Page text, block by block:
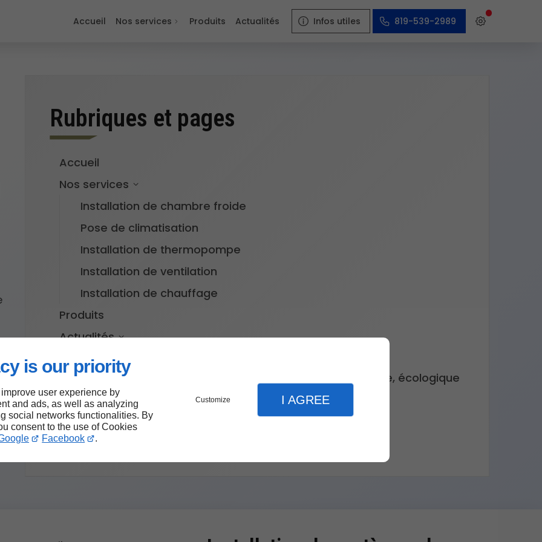
is our priority
user experience by
and ads, as well as analyzing
social networks functionalities. By
consent to the use of Cookies
Facebook .
Customize I AGREE
Accueil Nos services Produits Actualités Infos utiles 819-539-2989
Rubriques et pages
Accueil
Nos services
Installation de chambre froide
Pose de climatisation
Installation de thermopompe
Installation de ventilation
Installation de chauffage
Produits
Actualités
Site Web
Nous lançons notre nouveau site web : plus moderne, écologique
et accessible
Politique de confidentialité
Plan du site